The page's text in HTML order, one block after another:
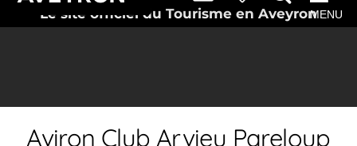
Le site officiel du Tourisme en AveyronMENU
Aviron Club Arvieu Pareloup